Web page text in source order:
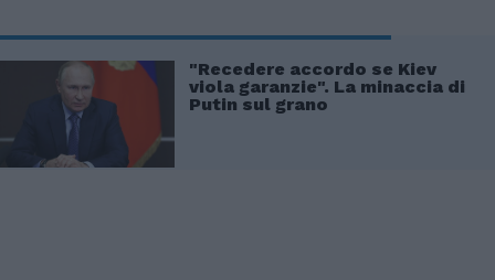
"Recedere accordo se Kiev
viola garanzie". La minaccia di
Putin sul grano